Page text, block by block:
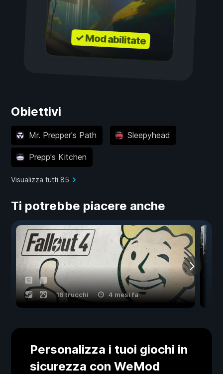
✓ Mod abilitate
Obiettivi
Mr. Prepper's Path Sleepyhead
Prepp's Kitchen
Visualizza tutti 85
Ti potrebbe piacere anche
16 trucchi 4 mesi fa
Personalizza i tuoi giochi in
sicurezza con WeMod